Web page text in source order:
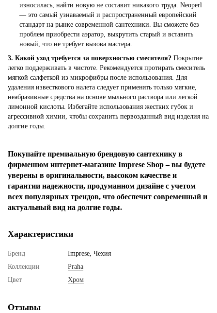
износилась, найти новую не составит никакого труда. Neoperl
— это самый узнаваемый и распространенный европейский
стандарт на рынке современной сантехники. Вы сможете без
проблем приобрести аэратор, выкрутить старый и вставить
новый, что не требует вызова мастера.
3. Какой уход требуется за поверхностью смесителя? Покрытие
легко поддерживать в чистоте. Рекомендуется протирать смеситель
мягкой салфеткой из микрофибры после использования. Для
удаления известкового налета следует применять только мягкие,
неабразивные средства на основе мыльного раствора или легкой
лимонной кислоты. Избегайте использования жестких губок и
агрессивной химии, чтобы сохранить первозданный вид изделия на
долгие годы.
Покупайте премиальную брендовую сантехнику в
фирменном интернет-магазине Imprese Shop – вы будете
уверены в оригинальности, высоком качестве и
гарантии надежности, продуманном дизайне с учетом
всех популярных трендов, что обеспечит современный и
актуальный вид на долгие годы.
Характеристики
Бренд
Imprese, Чехия
Коллекции
Praha
Цвет
Хром
Отзывы